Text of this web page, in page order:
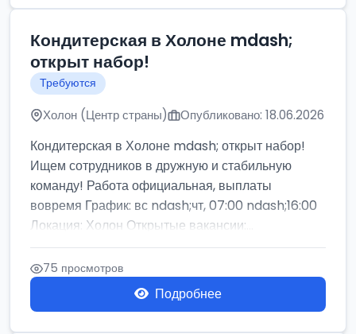
Кондитерская в Холоне mdash;
открыт набор!
Требуются
Холон (Центр страны) Опубликовано: 18.06.2026
Кондитерская в Холоне mdash; открыт набор!
Ищем сотрудников в дружную и стабильную
команду! Работа официальная, выплаты
вовремя График: вс ndash;чт, 07:00 ndash;16:00
Локация: Холон Открытые вакансии:...
75 просмотров
Подробнее